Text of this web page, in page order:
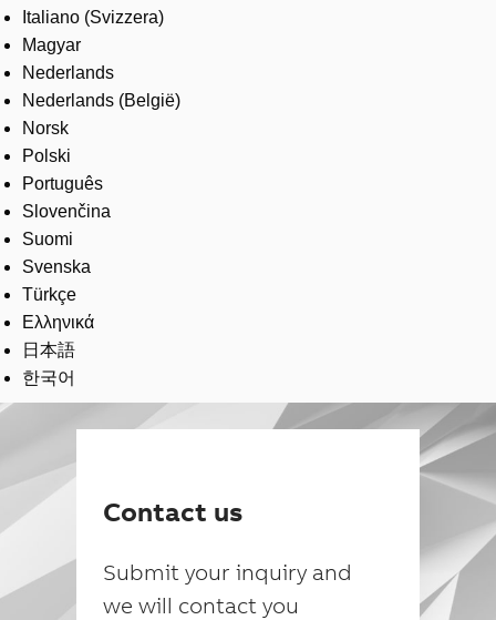
Italiano (Svizzera)
Magyar
Nederlands
Nederlands (België)
Norsk
Polski
Português
Slovenčina
Suomi
Svenska
Türkçe
Ελληνικά
日本語
한국어
Contact us
Submit your inquiry and
we will contact you